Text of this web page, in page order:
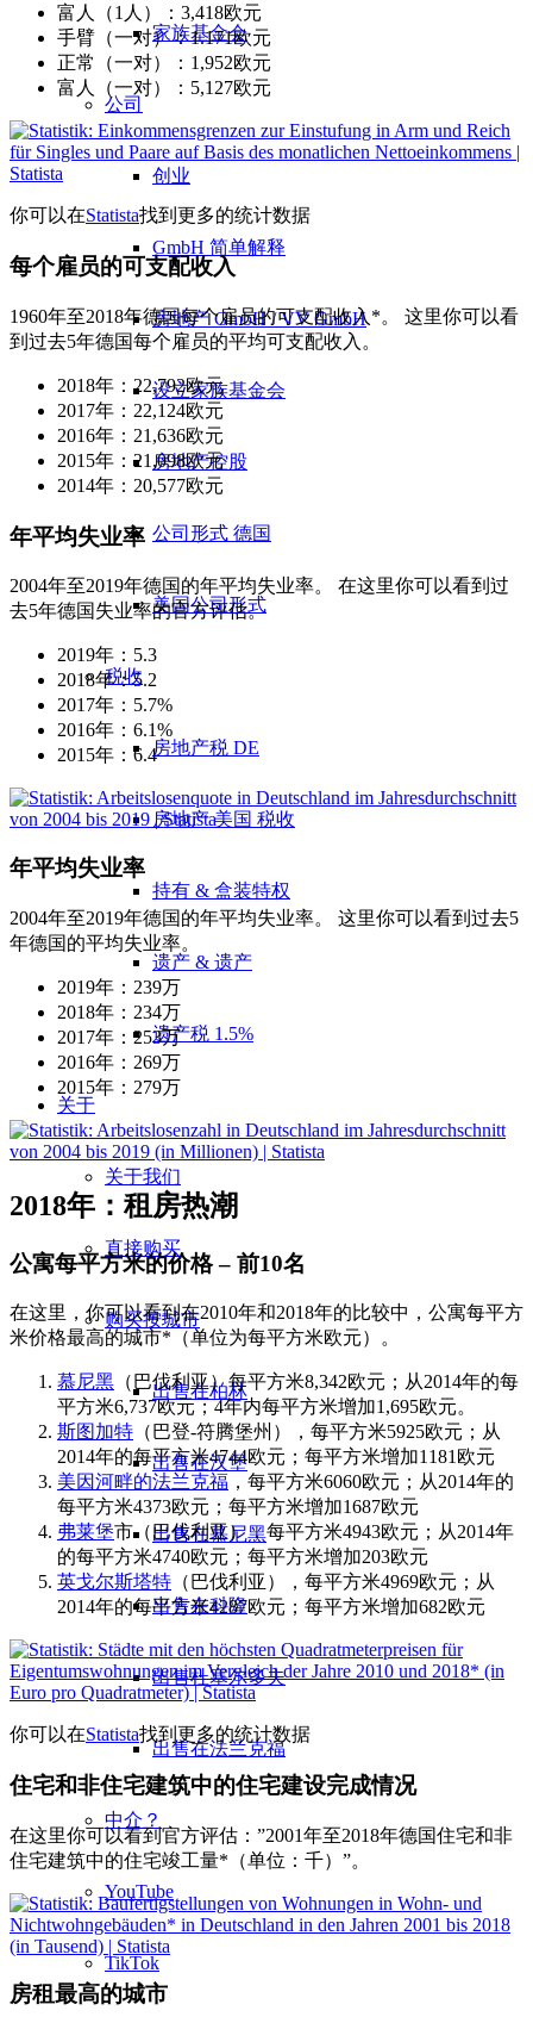
家族基金会
公司
创业
GmbH 简单解释
房地产 GmbH / VV GmbH
设立家族基金会
房地产控股
公司形式 德国
美国公司形式
税收
房地产税 DE
房地产 美国 税收
持有 & 盒装特权
遗产 & 遗产
遗产税 1.5%
关于
关于我们
直接购买
购买按城市
出售在柏林
出售在汉堡
出售在慕尼黑
出售在科隆
出售杜塞尔多夫
出售在法兰克福
中介？
YouTube
TikTok
富人（1人）：3,418欧元
手臂（一对）：1.171欧元
正常（一对）：1,952欧元
富人（一对）：5,127欧元
你可以在Statista找到更多的统计数据
每个雇员的可支配收入
1960年至2018年德国每个雇员的可支配收入*。 这里你可以看
到过去5年德国每个雇员的平均可支配收入。
2018年：22,792欧元
2017年：22,124欧元
2016年：21,636欧元
2015年：21,098欧元
2014年：20,577欧元
年平均失业率
2004年至2019年德国的年平均失业率。 在这里你可以看到过
去5年德国失业率的官方评估。
2019年：5.3
2018年：5.2
2017年：5.7%
2016年：6.1%
2015年：6.4
年平均失业率
2004年至2019年德国的年平均失业率。 这里你可以看到过去5
年德国的平均失业率。
2019年：239万
2018年：234万
2017年：253万
2016年：269万
2015年：279万
2018年：租房热潮
公寓每平方米的价格 – 前10名
在这里，你可以看到在2010年和2018年的比较中，公寓每平方
米价格最高的城市*（单位为每平方米欧元）。
慕尼黑 （巴伐利亚）每平方米8,342欧元；从2014年的每
平方米6,737欧元；4年内每平方米增加1,695欧元。
斯图加特 （巴登-符腾堡州），每平方米5925欧元；从
2014年的每平方米4744欧元；每平方米增加1181欧元
美因河畔的法兰克福 ，每平方米6060欧元；从2014年的
每平方米4373欧元；每平方米增加1687欧元
弗莱堡市（巴伐利亚），每平方米4943欧元；从2014年
的每平方米4740欧元；每平方米增加203欧元
英戈尔斯塔特 （巴伐利亚），每平方米4969欧元；从
2014年的每平方米4287欧元；每平方米增加682欧元
你可以在Statista找到更多的统计数据
住宅和非住宅建筑中的住宅建设完成情况
在这里你可以看到官方评估：”2001年至2018年德国住宅和非
住宅建筑中的住宅竣工量*（单位：千）”。
房租最高的城市